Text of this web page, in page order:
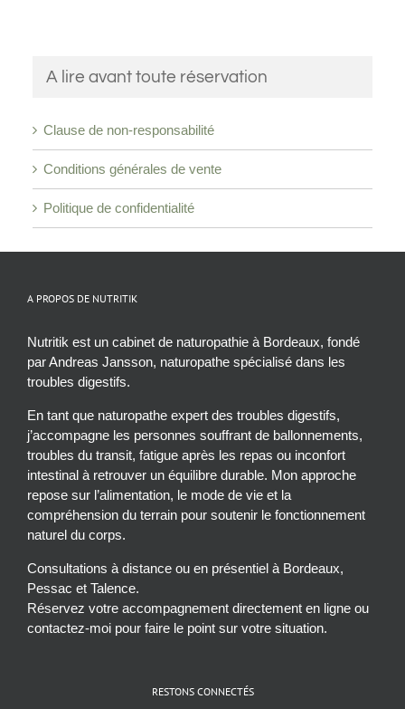
A lire avant toute réservation
Clause de non-responsabilité
Conditions générales de vente
Politique de confidentialité
A PROPOS DE NUTRITIK
Nutritik est un cabinet de naturopathie à Bordeaux, fondé
par Andreas Jansson, naturopathe spécialisé dans les
troubles digestifs.
En tant que naturopathe expert des troubles digestifs,
j’accompagne les personnes souffrant de ballonnements,
troubles du transit, fatigue après les repas ou inconfort
intestinal à retrouver un équilibre durable. Mon approche
repose sur l’alimentation, le mode de vie et la
compréhension du terrain pour soutenir le fonctionnement
naturel du corps.
Consultations à distance ou en présentiel à Bordeaux,
Pessac et Talence.
Réservez votre accompagnement directement en ligne ou
contactez-moi pour faire le point sur votre situation.
RESTONS CONNECTÉS